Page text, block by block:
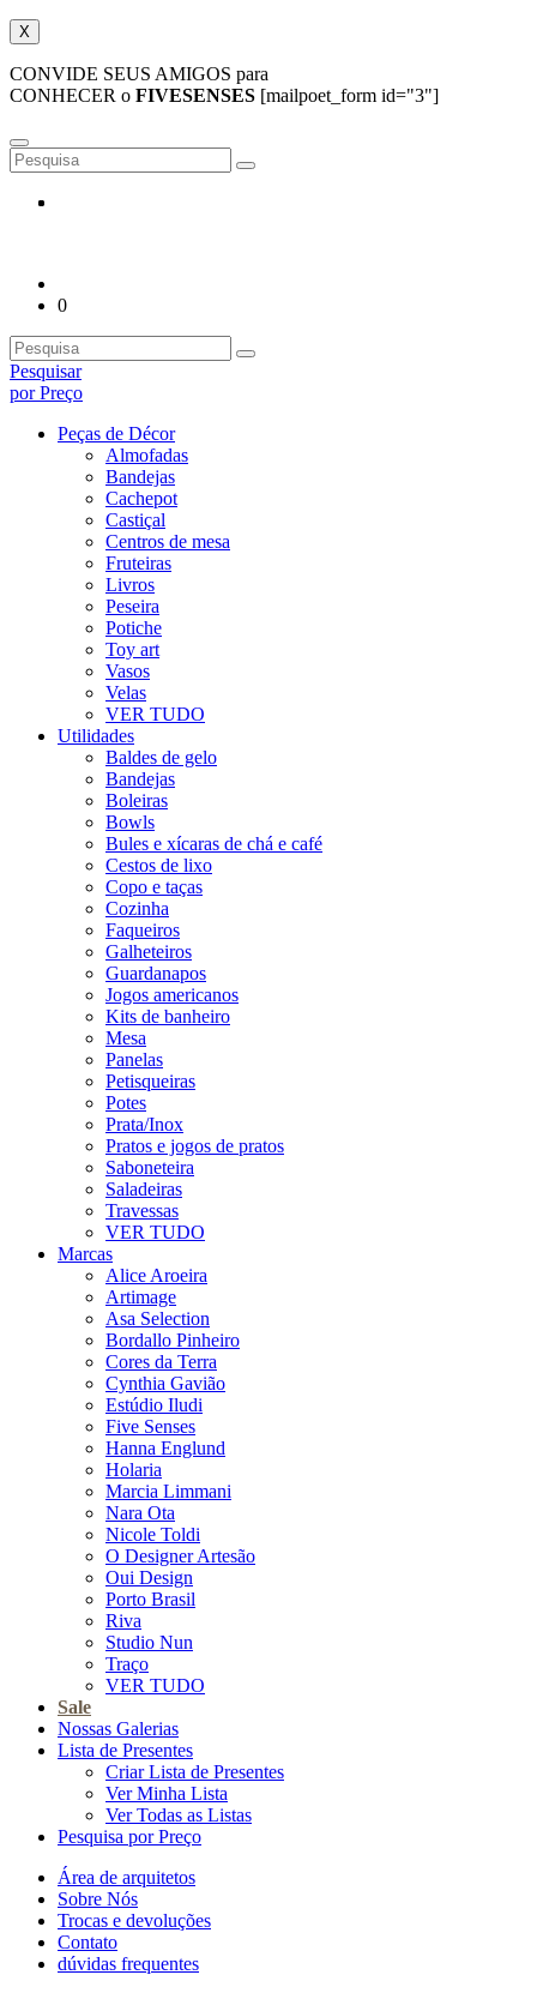
X
CONVIDE SEUS AMIGOS para
CONHECER o FIVESENSES [mailpoet_form id="3"]
0
Pesquisar
por Preço
Peças de Décor
Almofadas
Bandejas
Cachepot
Castiçal
Centros de mesa
Fruteiras
Livros
Peseira
Potiche
Toy art
Vasos
Velas
VER TUDO
Utilidades
Baldes de gelo
Bandejas
Boleiras
Bowls
Bules e xícaras de chá e café
Cestos de lixo
Copo e taças
Cozinha
Faqueiros
Galheteiros
Guardanapos
Jogos americanos
Kits de banheiro
Mesa
Panelas
Petisqueiras
Potes
Prata/Inox
Pratos e jogos de pratos
Saboneteira
Saladeiras
Travessas
VER TUDO
Marcas
Alice Aroeira
Artimage
Asa Selection
Bordallo Pinheiro
Cores da Terra
Cynthia Gavião
Estúdio Iludi
Five Senses
Hanna Englund
Holaria
Marcia Limmani
Nara Ota
Nicole Toldi
O Designer Artesão
Oui Design
Porto Brasil
Riva
Studio Nun
Traço
VER TUDO
Sale
Nossas Galerias
Lista de Presentes
Criar Lista de Presentes
Ver Minha Lista
Ver Todas as Listas
Pesquisa por Preço
Área de arquitetos
Sobre Nós
Trocas e devoluções
Contato
dúvidas frequentes